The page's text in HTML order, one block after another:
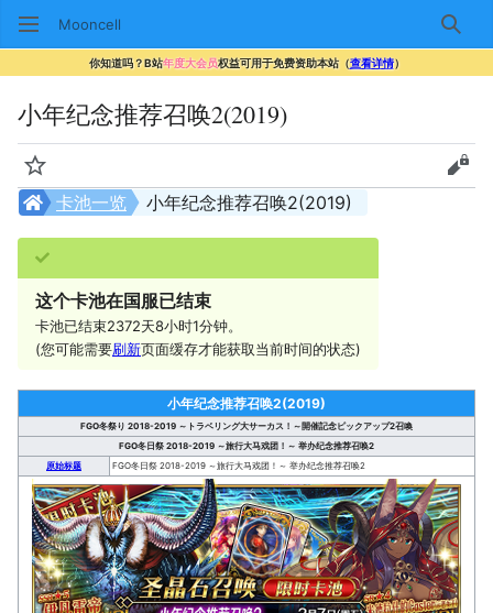
Mooncell 搜索
你知道吗？B站年度大会员权益可用于免费资助本站（查看详情）
小年纪念推荐召唤2(2019)
监视 查看
小年纪念推荐召唤2(2019)
卡池一览
这个卡池在国服已结束
卡池已结束2372天8小时1分钟。
(您可能需要刷新页面缓存才能获取当前时间的状态)
小年纪念推荐召唤2(2019)
FGO冬祭り 2018-2019 ～トラベリング大サーカス！～開催記念ピックアップ2召喚
FGO冬日祭 2018-2019 ～旅行大马戏团！～ 举办纪念推荐召唤2
原始标题
FGO冬日祭 2018-2019 ～旅行大马戏团！～ 举办纪念推荐召唤2